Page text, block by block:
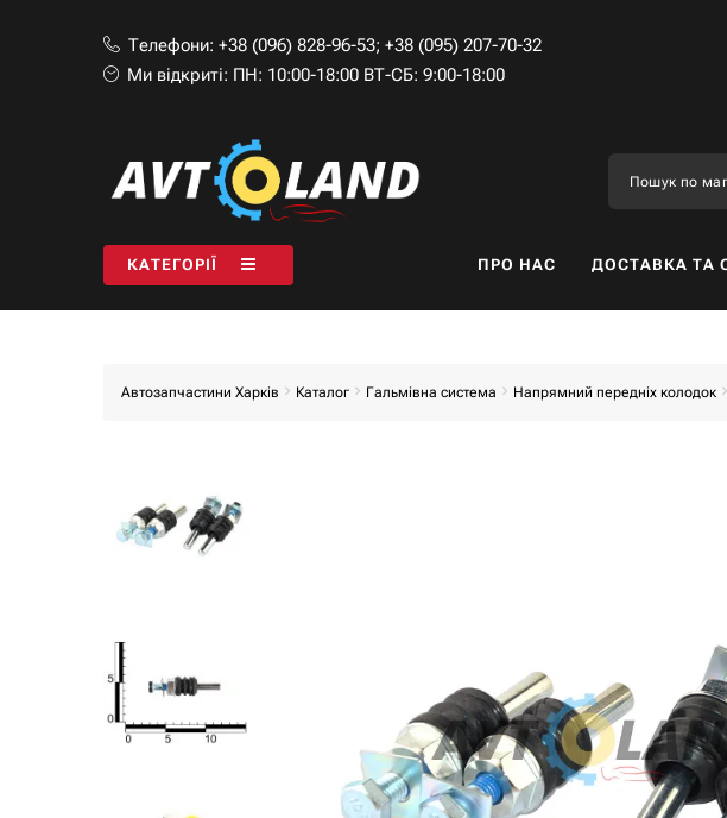
Телефони: +38 (096) 828-96-53; +38 (095) 207-70-32
Ми відкриті: ПН: 10:00-18:00 ВТ-СБ: 9:00-18:00
КАТЕГОРІЇ ПРО НАС ДОСТАВКА ТА
Автозапчастини Харків Каталог Гальмівна система Напрямний передніх колодок